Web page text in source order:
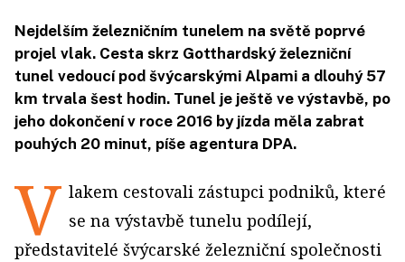
Nejdelším železničním tunelem na světě poprvé
projel vlak. Cesta skrz Gotthardský železniční
tunel vedoucí pod švýcarskými Alpami a dlouhý 57
km trvala šest hodin. Tunel je ještě ve výstavbě, po
jeho dokončení v roce 2016 by jízda měla zabrat
pouhých 20 minut, píše agentura DPA.
V lakem cestovali zástupci podniků, které
se na výstavbě tunelu podílejí,
představitelé švýcarské železniční společnosti